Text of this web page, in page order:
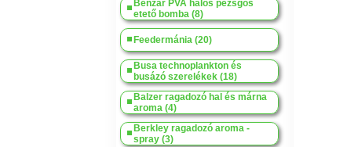
Benzar PVA hálós pezsgős
etető bomba (8)
Feedermánia (20)
Busa technoplankton és
busázó szerelékek (18)
Balzer ragadozó hal és márna
aroma (4)
Berkley ragadozó aroma -
spray (3)